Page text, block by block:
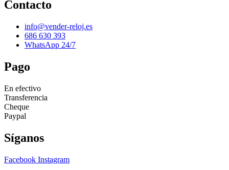
Contacto
info@vender-reloj.es
686 630 393
WhatsApp 24/7
Pago
En efectivo
Transferencia
Cheque
Paypal
Síganos
Facebook Instagram